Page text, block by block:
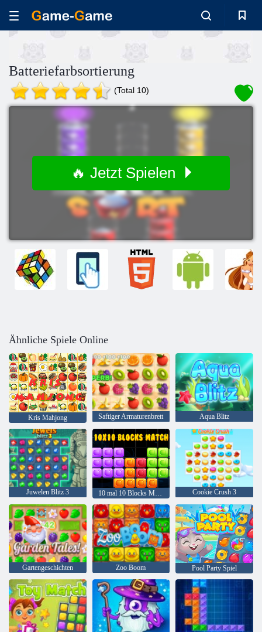
Batteriefarbsortierung
(Total 10)
🔥 Jetzt Spielen
Ähnliche Spiele Online
Kris Mahjong Saftiger Armaturenbrett Aqua Blitz
Juwelen Blitz 3 Cookie Crush 3
Gartengeschichten Zoo Boom Pool Party Spiel